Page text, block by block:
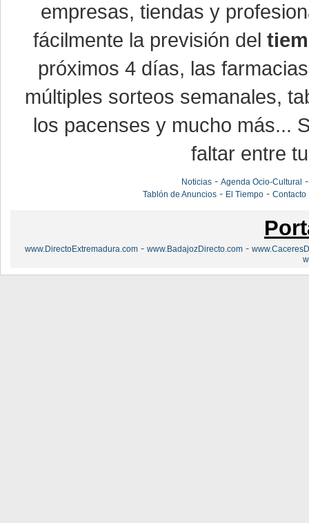
empresas, tiendas y
fácilmente la previsión del
próximos 4 días, las
múltiples sorteos semanales,
los pacenses y mucho más...
faltar entre
Noticias -Agenda Ocio-Cultural
Tablón de Anuncios - El Tiempo -Contacto
www.DirectoExtremadura.com - www.BadajozDirecto.com -